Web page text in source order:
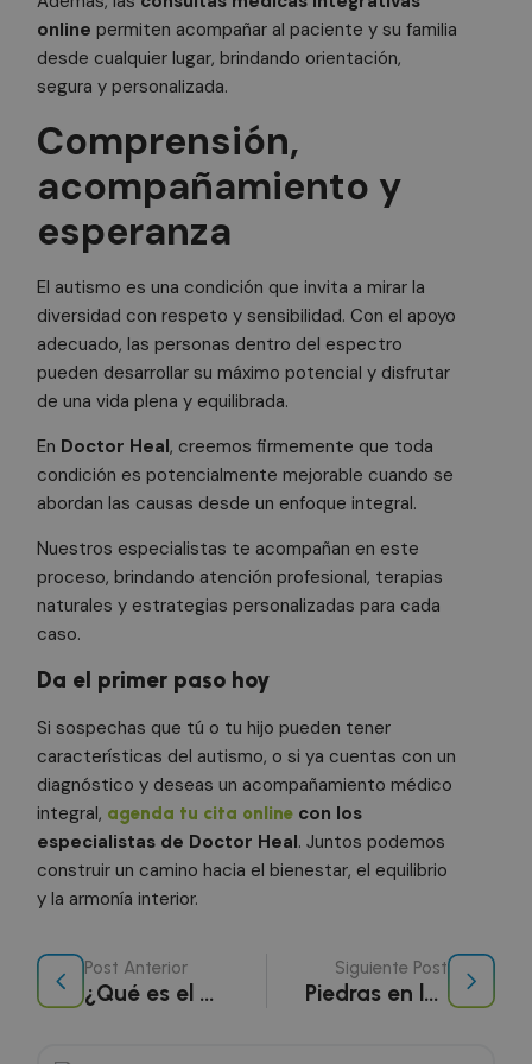
online permiten acompañar al paciente y su familia
desde cualquier lugar, brindando orientación,
segura y personalizada.
Comprensión,
acompañamiento y
esperanza
El autismo es una condición que invita a mirar la
diversidad con respeto y sensibilidad. Con el apoyo
adecuado, las personas dentro del espectro
pueden desarrollar su máximo potencial y disfrutar
de una vida plena y equilibrada.
En Doctor Heal, creemos firmemente que toda
condición es potencialmente mejorable cuando se
abordan las causas desde un enfoque integral.
Nuestros especialistas te acompañan en este
proceso, brindando atención profesional, terapias
naturales y estrategias personalizadas para cada
caso.
Da el primer paso hoy
Si sospechas que tú o tu hijo pueden tener
características del autismo, o si ya cuentas con un
diagnóstico y deseas un acompañamiento médico
integral, agenda tu cita online con los
especialistas de Doctor Heal. Juntos podemos
construir un camino hacia el bienestar, el equilibrio
y la armonía interior.
Post Anterior
¿Qué es el autismo? Características y diagnóstico
Siguiente Post
Piedras en la vesícula: ¿qué son y cómo se tratan?
Cookies de preferencias
Cookies de funcionalidad
Cookies no clasificadas
Las cookies estrictamente necesarias permiten la
funcionalidad principal del sitio web, como el inicio
de sesión de usuario y la gestión de cuentas. El sitio
web no se puede utilizar correctamente sin las
cookies estrictamente necesarias.
Nombre
PHPSESSID
PHP.net
.doctorhealonline.com
CookieScriptConsent
CookieScript
doctorhealonline.com
1 mes